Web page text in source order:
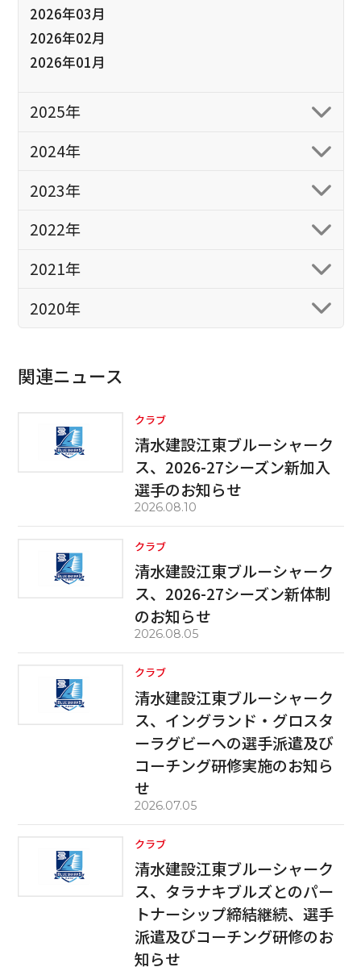
2026年03月
2026年02月
2026年01月
2025年
2024年
2023年
2022年
2021年
2020年
関連ニュース
クラブ
清水建設江東ブルーシャーク
ス、2026-27シーズン新加入
選手のお知らせ
2026.08.10
クラブ
清水建設江東ブルーシャーク
ス、2026-27シーズン新体制
のお知らせ
2026.08.05
クラブ
清水建設江東ブルーシャーク
ス、イングランド・グロスタ
ーラグビーへの選手派遣及び
コーチング研修実施のお知ら
せ
2026.07.05
クラブ
清水建設江東ブルーシャーク
ス、タラナキブルズとのパー
トナーシップ締結継続、選手
派遣及びコーチング研修のお
知らせ